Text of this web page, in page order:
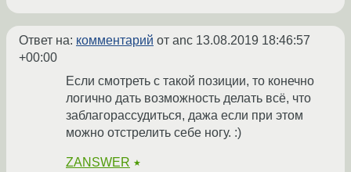
Ответ на: комментарий от anc 13.08.2019 18:46:57
+00:00
Если смотреть с такой позиции, то конечно
логично дать возможность делать всё, что
заблагорассудиться, дажа если при этом
можно отстрелить себе ногу. :)
ZANSWER ★